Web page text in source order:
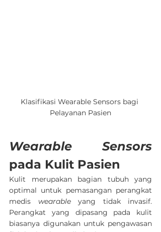
Klasifikasi Wearable Sensors bagi
Pelayanan Pasien
Wearable Sensors
pada Kulit Pasien
Kulit merupakan bagian tubuh yang
optimal untuk pemasangan perangkat
medis wearable yang tidak invasif.
Perangkat yang dipasang pada kulit
biasanya digunakan untuk pengawasan